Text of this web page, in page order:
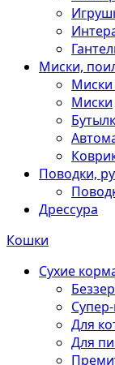
Миски,
Миски
Миски
Поводки,
Дрессура
Кошки
Сухие
Для
Для